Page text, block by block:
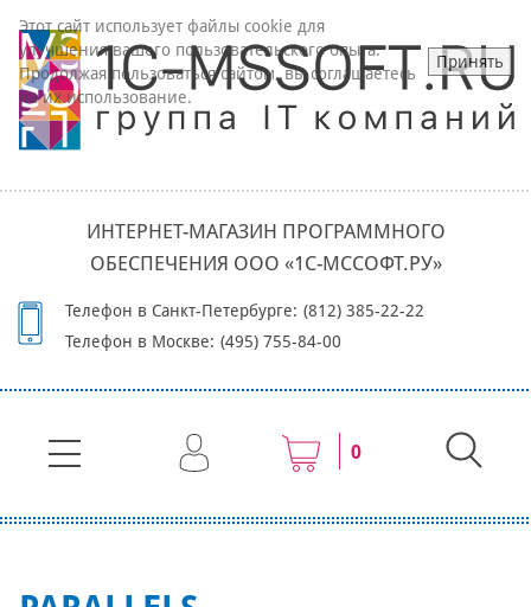
ИНТЕРНЕТ-МАГАЗИН ПРОГРАММНОГО
ОБЕСПЕЧЕНИЯ ООО «1С-МССОФТ.РУ»
Телефон в Санкт-Петербурге: (812) 385-22-22
Телефон в Москве: (495) 755-84-00
0
Этот сайт использует файлы cookie для
улучшения вашего пользовательского опыта.
Продолжая пользоваться сайтом, вы соглашаетесь
на их использование.
Принять